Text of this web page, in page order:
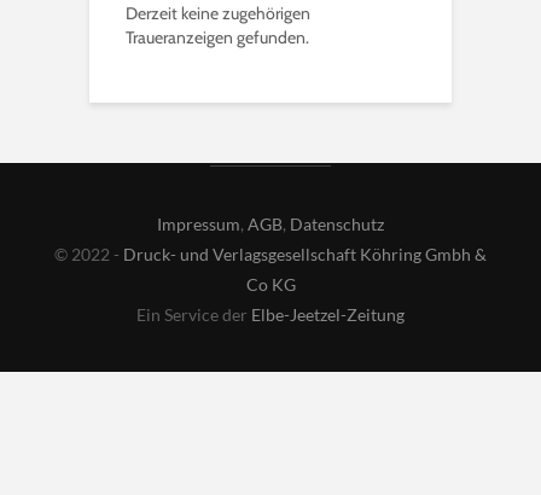
Derzeit keine zugehörigen
Traueranzeigen gefunden.
Impressum, AGB, Datenschutz
© 2022 - Druck- und Verlagsgesellschaft Köhring Gmbh &
Co KG
Ein Service der Elbe-Jeetzel-Zeitung